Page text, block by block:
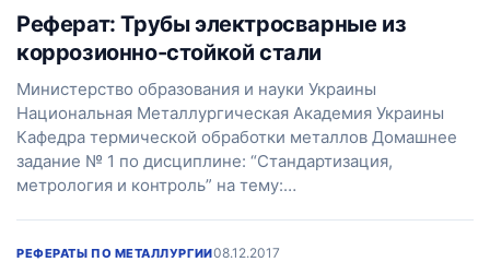
Реферат: Трубы электросварные из
коррозионно-стойкой стали
Министерство образования и науки Украины
Национальная Металлургическая Академия Украины
Кафедра термической обработки металлов Домашнее
задание № 1 по дисциплине: “Стандартизация,
метрология и контроль” на тему:…
РЕФЕРАТЫ ПО МЕТАЛЛУРГИИ08.12.2017